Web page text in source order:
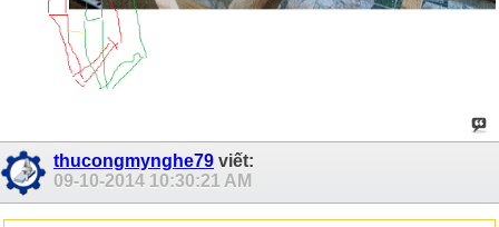
thucongmynghe79 viết:
09-10-2014 10:30:21 AM